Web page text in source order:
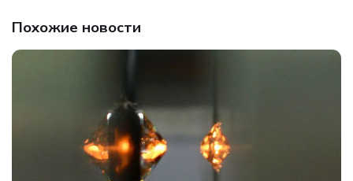
Похожие новости